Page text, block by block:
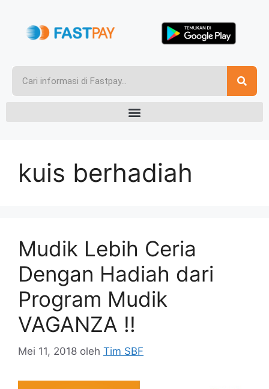
kuis berhadiah
Mudik Lebih Ceria
Dengan Hadiah dari
Program Mudik
VAGANZA !!
Mei 11, 2018 oleh Tim SBF